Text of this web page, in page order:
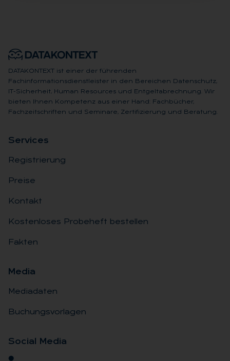
DATAKONTEXT ist einer der führenden
Fachinformationsdienstleister in den Bereichen Datenschutz,
IT-Sicherheit, Human Resources und Entgeltabrechnung. Wir
bieten Ihnen Kompetenz aus einer Hand: Fachbücher,
Fachzeitschriften und Seminare, Zertifizierung und Beratung.
Ser­vices
Registrierung
Preise
Kontakt
Kostenloses Probeheft bestellen
Fakten
Me­dia
Mediadaten
Buchungsvorlagen
So­ci­al Me­dia